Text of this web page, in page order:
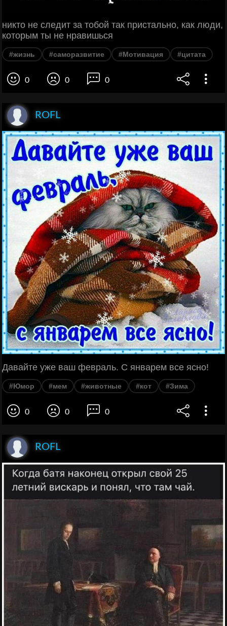
никто не следит за тобой так пристально, как люди,
которым ты не нравишься
#жизнь #саморазвитие #Мотивация #цитата
0 0 0
ROFL
Давайте уже ваш февраль. С январем все ясно!
#Юмор #мем #животные #кот #Зима
0 0 0
ROFL